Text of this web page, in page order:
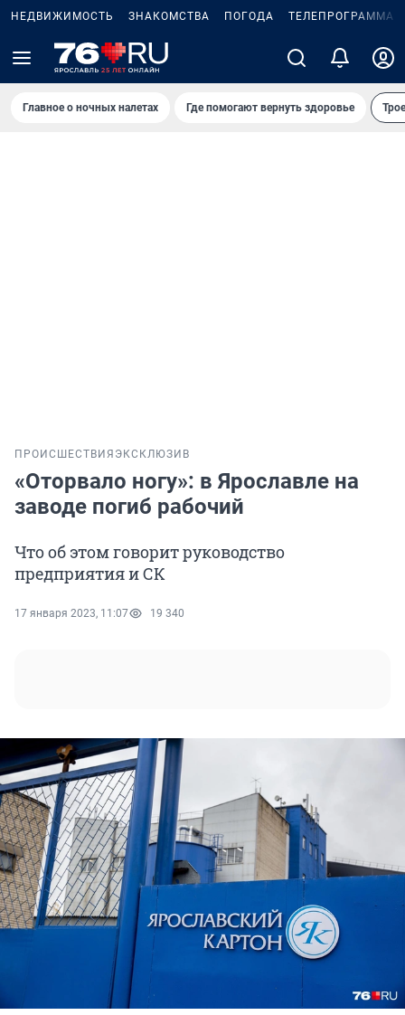
НЕДВИЖИМОСТЬ ЗНАКОМСТВА ПОГОДА ТЕЛЕПРОГРАММА
Главное о ночных налетах Где помогают вернуть здоровье
ПРОИСШЕСТВИЯ ЭКСКЛЮЗИВ
«Оторвало ногу»: в Ярославле на
заводе погиб рабочий
Что об этом говорит руководство
предприятия и СК
17 января 2023, 11:07 19 340